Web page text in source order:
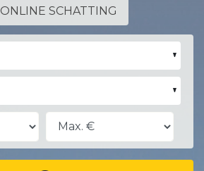
ONLINE SCHATTING